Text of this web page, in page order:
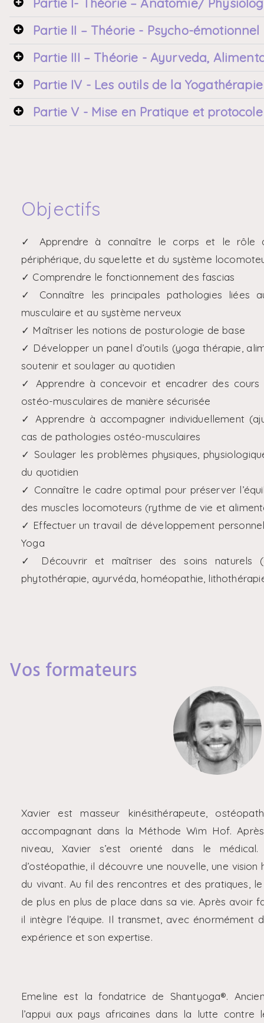
Partie II – Théorie - Psycho-émotionnel
Partie III – Théorie - Ayurveda,
Partie IV - Les outils de la
Partie V - Mise en Pratique et protocole
Objectifs
✓ Apprendre à connaître le corps et le rôle
périphérique, du squelette et du système
✓ Comprendre le fonctionnement des fascias
✓ Connaître les principales pathologies liées
musculaire et au système nerveux
✓ Maîtriser les notions de posturologie de base
✓ Développer un panel d’outils (yoga thérapie,
soutenir et soulager au quotidien
✓ Apprendre à concevoir et encadrer des
ostéo-musculaires de manière sécurisée
✓ Apprendre à accompagner individuellement
cas de pathologies ostéo-musculaires
✓ Soulager les problèmes physiques,
du quotidien
✓ Connaître le cadre optimal pour préserver
des muscles locomoteurs (rythme de vie et
✓ Effectuer un travail de développement
Yoga
✓ Découvrir et maîtriser des soins naturels
phytothérapie, ayurvéda, homéopathie,
Vos formateurs
Xavier est masseur kinésithérapeute,
accompagnant dans la Méthode Wim Hof.
niveau, Xavier s’est orienté dans le
d’ostéopathie, il découvre une nouvelle, une
du vivant. Au fil des rencontres et des pratiques,
de plus en plus de place dans sa vie. Après avoir
il intègre l’équipe. Il transmet, avec énormément
expérience et son expertise.
Emeline est la fondatrice de Shantyoga®.
l’appui aux pays africaines dans la lutte contre